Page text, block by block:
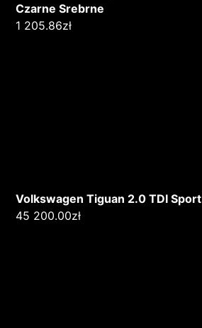
Czarne Srebrne
1 205.86zł
Volkswagen Tiguan 2.0 TDI
45 200.00zł